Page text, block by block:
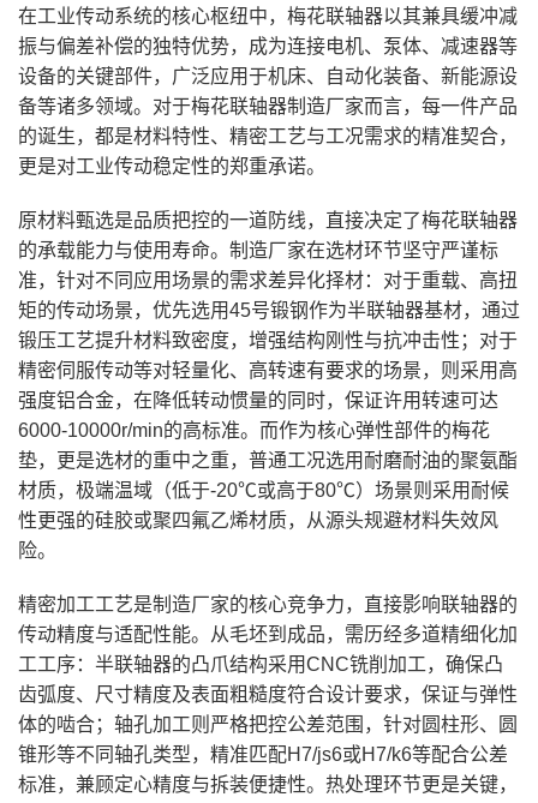
在工业传动系统的核心枢纽中，梅花联轴器以其兼具缓冲减
振与偏差补偿的独特优势，成为连接电机、泵体、减速器等
设备的关键部件，广泛应用于机床、自动化装备、新能源设
备等诸多领域。对于梅花联轴器制造厂家而言，每一件产品
的诞生，都是材料特性、精密工艺与工况需求的精准契合，
更是对工业传动稳定性的郑重承诺。
原材料甄选是品质把控的一道防线，直接决定了梅花联轴器
的承载能力与使用寿命。制造厂家在选材环节坚守严谨标
准，针对不同应用场景的需求差异化择材：对于重载、高扭
矩的传动场景，优先选用45号锻钢作为半联轴器基材，通过
锻压工艺提升材料致密度，增强结构刚性与抗冲击性；对于
精密伺服传动等对轻量化、高转速有要求的场景，则采用高
强度铝合金，在降低转动惯量的同时，保证许用转速可达
6000-10000r/min的高标准。而作为核心弹性部件的梅花
垫，更是选材的重中之重，普通工况选用耐磨耐油的聚氨酯
材质，极端温域（低于-20℃或高于80℃）场景则采用耐候
性更强的硅胶或聚四氟乙烯材质，从源头规避材料失效风
险。
精密加工工艺是制造厂家的核心竞争力，直接影响联轴器的
传动精度与适配性能。从毛坯到成品，需历经多道精细化加
工工序：半联轴器的凸爪结构采用CNC铣削加工，确保凸
齿弧度、尺寸精度及表面粗糙度符合设计要求，保证与弹性
体的啮合；轴孔加工则严格把控公差范围，针对圆柱形、圆
锥形等不同轴孔类型，精准匹配H7/js6或H7/k6等配合公差
标准，兼顾定心精度与拆装便捷性。热处理环节更是关键，